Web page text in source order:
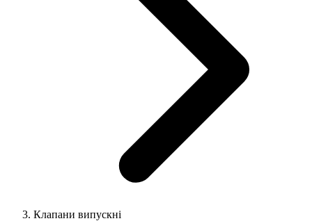
Клапани випускні